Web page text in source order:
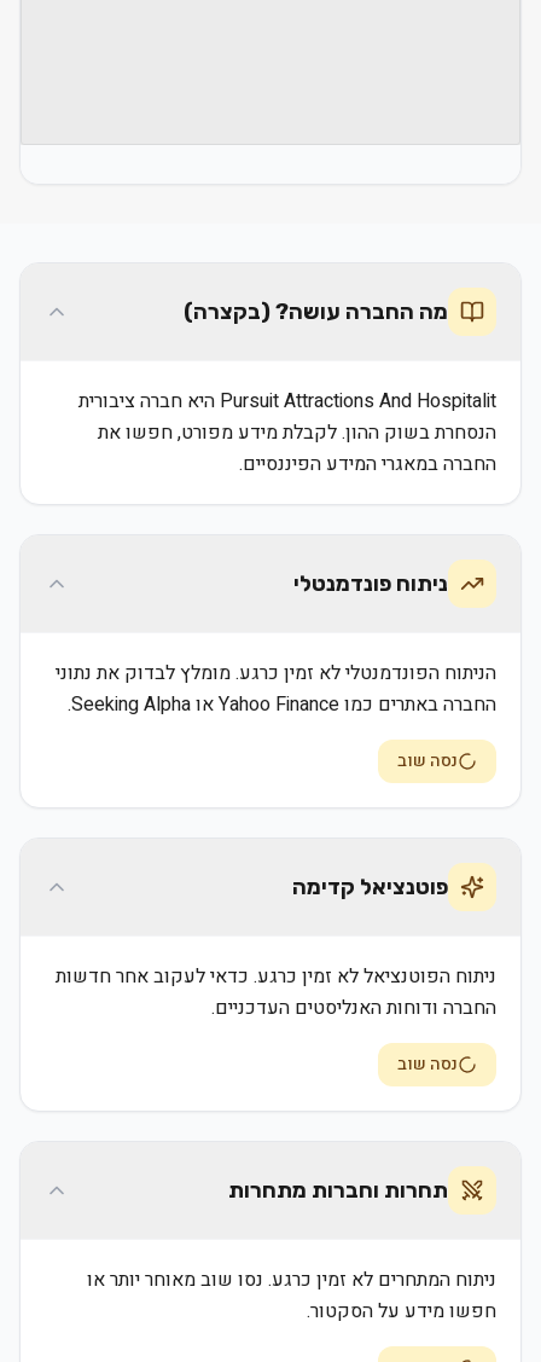
מה החברה עושה? (בקצרה)
Pursuit Attractions And Hospitalit היא חברה ציבורית
הנסחרת בשוק ההון. לקבלת מידע מפורט, חפשו את
החברה במאגרי המידע הפיננסיים.
ניתוח פונדמנטלי
הניתוח הפונדמנטלי לא זמין כרגע. מומלץ לבדוק את נתוני
החברה באתרים כמו Yahoo Finance או Seeking Alpha.
נסה שוב
פוטנציאל קדימה
ניתוח הפוטנציאל לא זמין כרגע. כדאי לעקוב אחר חדשות
החברה ודוחות האנליסטים העדכניים.
נסה שוב
תחרות וחברות מתחרות
ניתוח המתחרים לא זמין כרגע. נסו שוב מאוחר יותר או
חפשו מידע על הסקטור.